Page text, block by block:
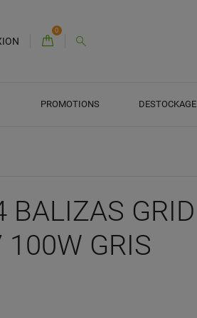
0
PROMOTIONS DESTOCKAGE
BALIZAS GRID
GRIS